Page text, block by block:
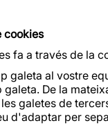
cookies
fa a través de la
galeta al vostre
galeta. De la
galetes de
d'adaptar per